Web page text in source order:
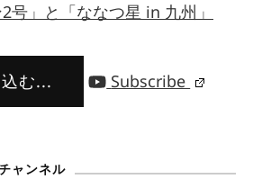
号」と「ななつ星 in 九州」
む... Subscribe
ャンネル